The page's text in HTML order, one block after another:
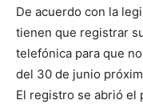
De acuerdo con la
tienen que registrar
telefónica para que
del 30 de junio
El registro se abrió el